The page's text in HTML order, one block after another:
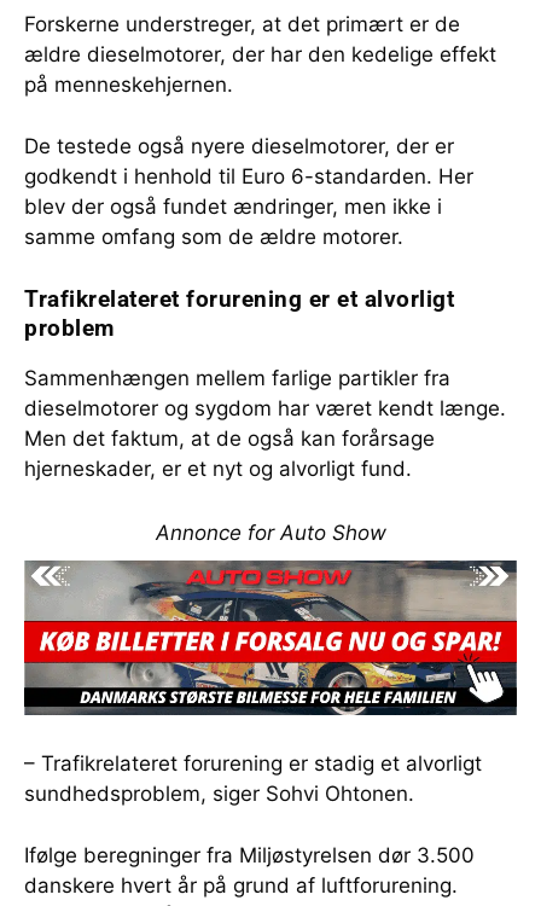
Forskerne understreger, at det primært er de
ældre dieselmotorer, der har den kedelige effekt
på menneskehjernen.
De testede også nyere dieselmotorer, der er
godkendt i henhold til Euro 6-standarden. Her
blev der også fundet ændringer, men ikke i
samme omfang som de ældre motorer.
Trafikrelateret forurening er et alvorligt
problem
Sammenhængen mellem farlige partikler fra
dieselmotorer og sygdom har været kendt længe.
Men det faktum, at de også kan forårsage
hjerneskader, er et nyt og alvorligt fund.
Annonce for Auto Show
– Trafikrelateret forurening er stadig et alvorligt
sundhedsproblem, siger Sohvi Ohtonen.
Ifølge beregninger fra Miljøstyrelsen dør 3.500
danskere hvert år på grund af luftforurening.